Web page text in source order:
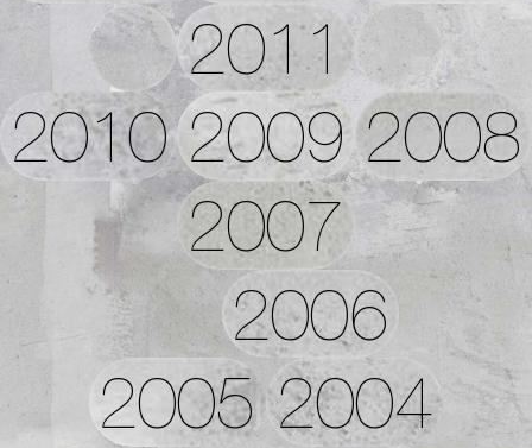
2011
2010 2009 2008
2007
2006
2005 2004